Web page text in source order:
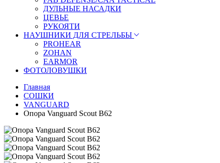
ДУЛЬНЫЕ НАСАДКИ
ЦЕВЬЕ
РУКОЯТИ
НАУШНИКИ ДЛЯ СТРЕЛЬБЫ
PROHEAR
ZOHAN
EARMOR
ФОТОЛОВУШКИ
Главная
СОШКИ
VANGUARD
Опора Vanguard Scout B62